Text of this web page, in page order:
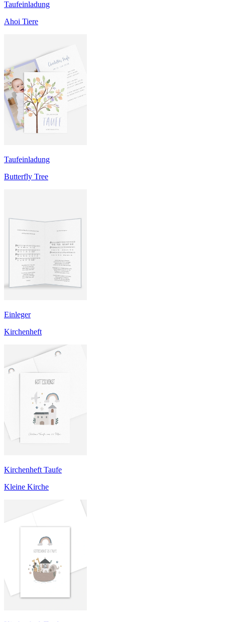
Taufeinladung
Ahoi Tiere
Taufeinladung
Butterfly Tree
Einleger
Kirchenheft
Kirchenheft Taufe
Kleine Kirche